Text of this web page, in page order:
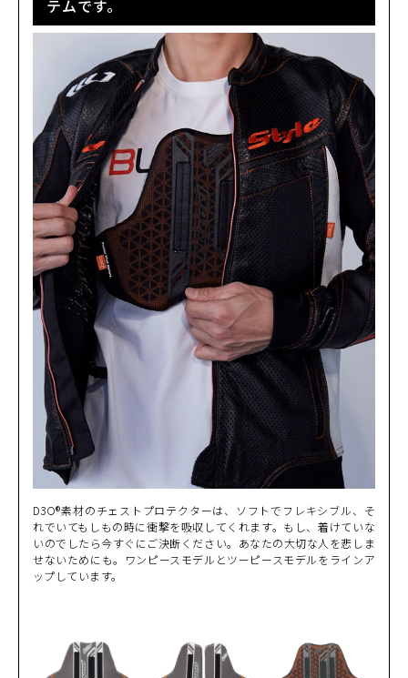
テムです。
D3O®素材のチェストプロテクターは、ソフトでフレキシブル、そ
れでいてもしもの時に衝撃を吸収してくれます。もし、着けていな
いのでしたら今すぐにご決断ください。あなたの大切な人を悲しま
せないためにも。ワンピースモデルとツーピースモデルをラインア
ップしています。